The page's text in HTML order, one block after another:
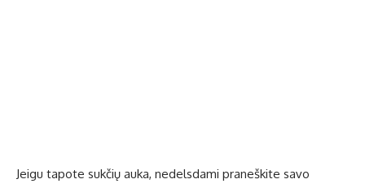
Jeigu tapote sukčių auka, nedelsdami praneškite savo